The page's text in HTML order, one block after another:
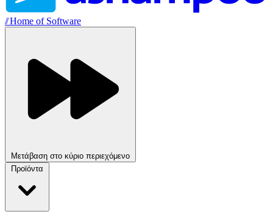
//Home of Software
Μετάβαση στο κύριο περιεχόμενο
Προϊόντα